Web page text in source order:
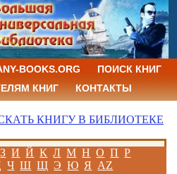
BOOKS.ORG
ПОИСК КНИГ
КНИГ
КОНТАКТЫ
КНИГУ В БИБЛИОТЕКЕ
З И Й К Л М Н О П Р
Ч Ш Щ Э Ю Я AZ